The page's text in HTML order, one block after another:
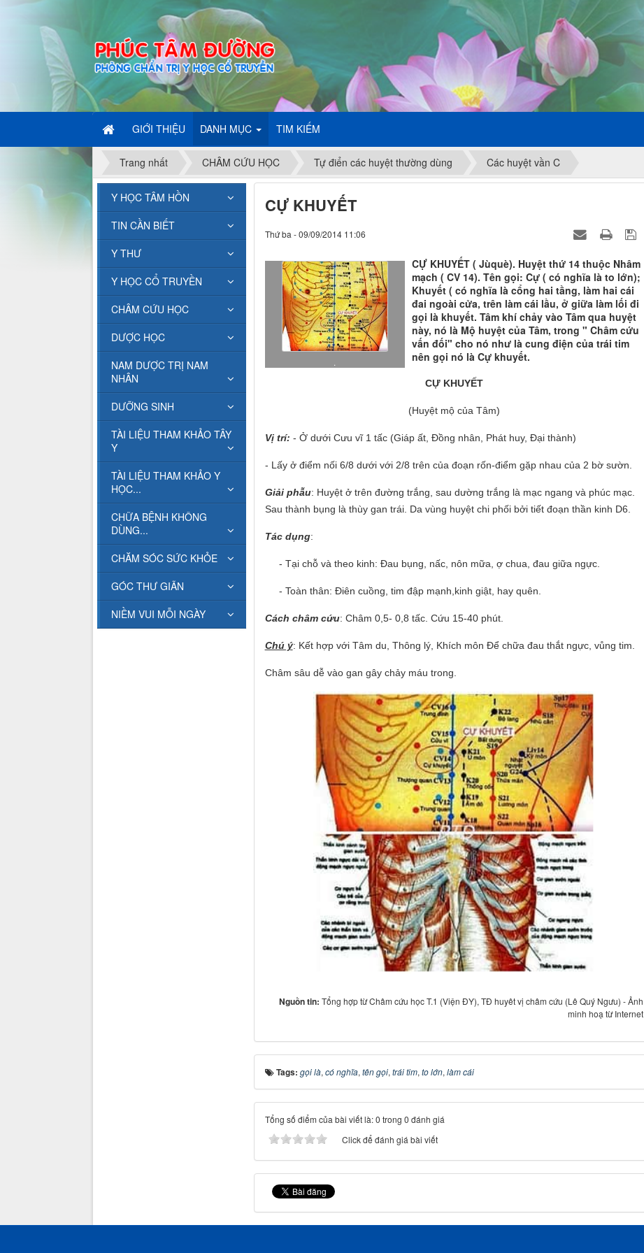
GIỚI THIỆU DANH MỤC TIM KIẾM
Trang nhất CHÂM CỨU HỌC Tự điển các huyệt thường dùng Các huyệt vần C
CỰ KHUYẾT
Thứ ba - 09/09/2014 11:06
.
CỰ KHUYẾT ( Jùquè). Huyệt thứ 14 thuộc Nhâm
mạch ( CV 14). Tên gọi: Cự ( có nghĩa là to lớn);
Khuyết ( có nghĩa là cổng hai tầng, làm hai cái
đai ngoài cửa, trên làm cái lầu, ở giữa làm lối đi
gọi là khuyết. Tâm khí chảy vào Tâm qua huyệt
này, nó là Mộ huyệt của Tâm, trong " Châm cứu
vấn đối" cho nó như là cung điện của trái tim
nên gọi nó là Cự khuyết.
CỰ KHUYẾT
(Huyệt mộ của Tâm)
Vị trí: - Ở dưới Cưu vĩ 1 tấc (Giáp ất, Đồng nhân, Phát huy, Đại thành)
- Lấy ở điểm nối 6/8 dưới với 2/8 trên của đoạn rốn-điểm gặp nhau của 2 bờ sườn.
Giải phẫu: Huyệt ở trên đường trắng, sau dường trắng là mạc ngang và phúc mạc.
Sau thành bụng là thùy gan trái. Da vùng huyệt chi phối bởi tiết đoạn thần kinh D6.
Tác dụng:
- Tại chỗ và theo kinh: Đau bụng, nấc, nôn mữa, ợ chua, đau giữa ngực.
- Toàn thân: Điên cuồng, tim đập mạnh,kinh giật, hay quên.
Cách châm cứu: Châm 0,5- 0,8 tấc. Cứu 15-40 phút.
Chú ý: Kết hợp với Tâm du, Thông lý, Khích môn Để chữa đau thắt ngực, vůng tim.
Châm sâu dễ vào gan gây chảy máu trong.
Nguồn tin:Tổng hợp từ Châm cứu học T.1 (Viện ĐY), TĐ huyêt vị châm cứu (Lê Quý Ngưu) - Ảnh
minh hoạ từ Internet
Tags: gọi là, có nghĩa, tên gọi, trái tim, to lớn, làm cái
Tổng số điểm của bài viết là: 0 trong 0 đánh giá
Click để đánh giá bài viết
Y HỌC TÂM HỒN
TIN CẦN BIẾT
Y THƯ
Y HỌC CỔ TRUYỀN
CHÂM CỨU HỌC
DƯỢC HỌC
NAM DƯỢC TRỊ NAM
NHÂN
DƯỠNG SINH
TÀI LIỆU THAM KHẢO TÂY
Y
TÀI LIỆU THAM KHẢO Y
HỌC...
CHỮA BỆNH KHÔNG
DÙNG...
CHĂM SÓC SỨC KHỎE
GÓC THƯ GIÃN
NIỀM VUI MỖI NGÀY